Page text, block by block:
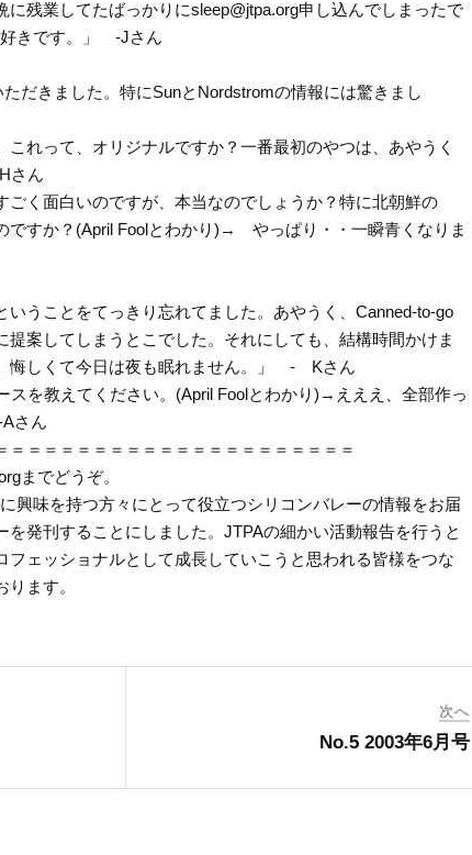
に残業してたばっかりにsleep@jtpa.org申し込んでしまったで
好きです。」 -Jさん
ただきました。特にSunとNordstromの情報には驚きまし
これって、オリジナルですか？一番最初のやつは、あやうく
さん
ごく面白いのですが、本当なのでしょうか？特に北朝鮮の
ですか？(April Foolとわかり)→ やっぱり・・一瞬青くなりま
いうことをてっきり忘れてました。あやうく、Canned-to-go
提案してしまうとこでした。それにしても、結構時間かけま
悔しくて今日は夜も眠れません。」 - Kさん
スを教えてください。(April Foolとわかり)→えええ、全部作っ
さん
＝＝＝＝＝＝＝＝＝＝＝＝＝＝＝＝＝＝＝＝＝
までどうぞ。
興味を持つ方々にとって役立つシリコンバレーの情報をお届
を発刊することにしました。JTPAの細かい活動報告を行うと
フェッショナルとして成長していこうと思われる皆様をつな
ます。
次へ
No.5 2003年6月号